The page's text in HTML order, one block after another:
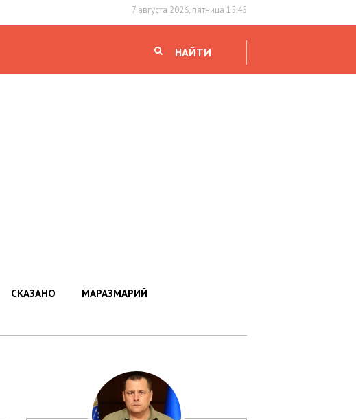
7 августа 2026, пятница 15:45
НАЙТИ
СКАЗАНО МАРАЗМАРИЙ